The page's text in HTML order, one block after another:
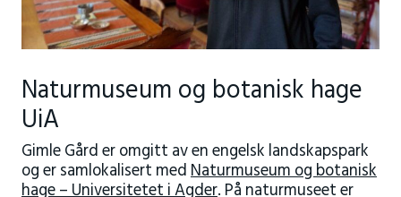
Naturmuseum og botanisk hage
UiA
Gimle Gård er omgitt av en engelsk landskapspark
og er samlokalisert medNaturmuseum og botanisk
hage – Universitetet i Agder. På naturmuseet er